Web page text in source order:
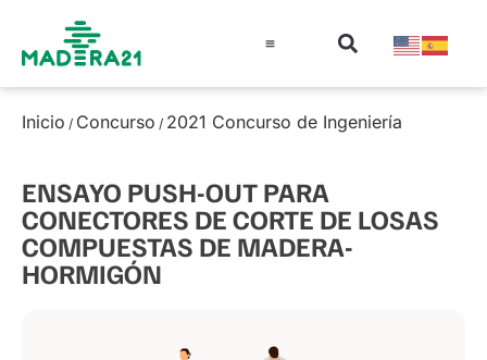
Inicio / Concurso / 2021 Concurso de Ingeniería
ENSAYO PUSH-OUT PARA
CONECTORES DE CORTE DE LOSAS
COMPUESTAS DE MADERA-
HORMIGÓN